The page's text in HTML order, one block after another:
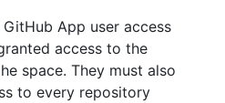
App user access
access to the
space. They must also
to every repository